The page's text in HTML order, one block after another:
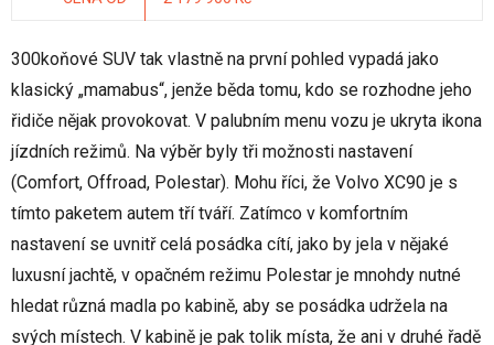
300koňové SUV tak vlastně na první pohled vypadá jako
klasický „mamabus“, jenže běda tomu, kdo se rozhodne jeho
řidiče nějak provokovat. V palubním menu vozu je ukryta ikona
jízdních režimů. Na výběr byly tři možnosti nastavení
(Comfort, Offroad, Polestar). Mohu říci, že Volvo XC90 je s
tímto paketem autem tří tváří. Zatímco v komfortním
nastavení se uvnitř celá posádka cítí, jako by jela v nějaké
luxusní jachtě, v opačném režimu Polestar je mnohdy nutné
hledat různá madla po kabině, aby se posádka udržela na
svých místech. V kabině je pak tolik místa, že ani v druhé řadě